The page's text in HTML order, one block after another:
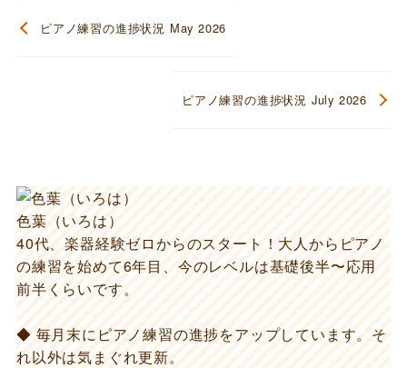
ピアノ練習の進捗状況 May 2026
ピアノ練習の進捗状況 July 2026
色葉（いろは）
40代、楽器経験ゼロからのスタート！大人からピアノ
の練習を始めて6年目、今のレベルは基礎後半〜応用
前半くらいです。
◆ 毎月末にピアノ練習の進捗をアップしています。そ
れ以外は気まぐれ更新。